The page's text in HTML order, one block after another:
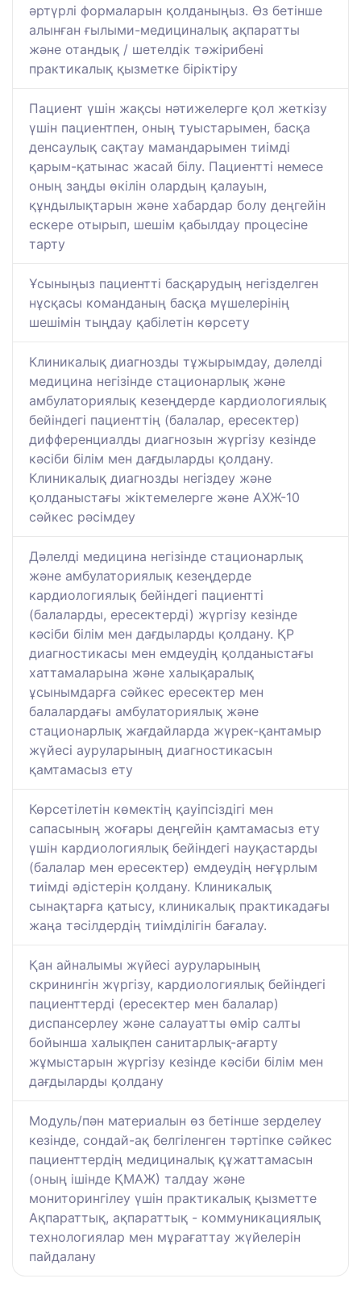
әртүрлі формаларын қолданыңыз. Өз бетінше
алынған ғылыми-медициналық ақпаратты
және отандық / шетелдік тәжірибені
практикалық қызметке біріктіру
Пациент үшін жақсы нәтижелерге қол жеткізу
үшін пациентпен, оның туыстарымен, басқа
денсаулық сақтау мамандарымен тиімді
қарым-қатынас жасай білу. Пациентті немесе
оның заңды өкілін олардың қалауын,
құндылықтарын және хабардар болу деңгейін
ескере отырып, шешім қабылдау процесіне
тарту
Ұсыныңыз пациентті басқарудың негізделген
нұсқасы команданың басқа мүшелерінің
шешімін тыңдау қабілетін көрсету
Клиникалық диагнозды тұжырымдау, дәлелді
медицина негізінде стационарлық және
амбулаториялық кезеңдерде кардиологиялық
бейіндегі пациенттің (балалар, ересектер)
дифференциалды диагнозын жүргізу кезінде
кәсіби білім мен дағдыларды қолдану.
Клиникалық диагнозды негіздеу және
қолданыстағы жіктемелерге және АХЖ-10
сәйкес рәсімдеу
Дәлелді медицина негізінде стационарлық
және амбулаториялық кезеңдерде
кардиологиялық бейіндегі пациентті
(балаларды, ересектерді) жүргізу кезінде
кәсіби білім мен дағдыларды қолдану. ҚР
диагностикасы мен емдеудің қолданыстағы
хаттамаларына және халықаралық
ұсынымдарға сәйкес ересектер мен
балалардағы амбулаториялық және
стационарлық жағдайларда жүрек-қантамыр
жүйесі ауруларының диагностикасын
қамтамасыз ету
Көрсетілетін көмектің қауіпсіздігі мен
сапасының жоғары деңгейін қамтамасыз ету
үшін кардиологиялық бейіндегі науқастарды
(балалар мен ересектер) емдеудің неғұрлым
тиімді әдістерін қолдану. Клиникалық
сынақтарға қатысу, клиникалық практикадағы
жаңа тәсілдердің тиімділігін бағалау.
Қан айналымы жүйесі ауруларының
скринингін жүргізу, кардиологиялық бейіндегі
пациенттерді (ересектер мен балалар)
диспансерлеу және салауатты өмір салты
бойынша халықпен санитарлық-ағарту
жұмыстарын жүргізу кезінде кәсіби білім мен
дағдыларды қолдану
Модуль/пән материалын өз бетінше зерделеу
кезінде, сондай-ақ белгіленген тәртіпке сәйкес
пациенттердің медициналық құжаттамасын
(оның ішінде ҚМАЖ) талдау және
мониторингілеу үшін практикалық қызметте
Ақпараттық, ақпараттық - коммуникациялық
технологиялар мен мұрағаттау жүйелерін
пайдалану